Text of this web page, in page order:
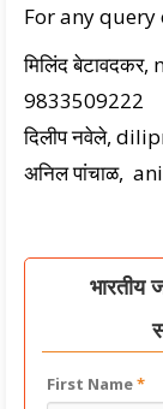
For any query
मिलिंद
9833509222
दिलीप नवेले,
अनिल पांचाळ,
भारतीय
First Name*